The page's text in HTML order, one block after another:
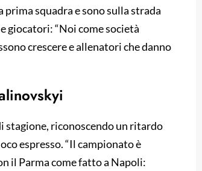
squadra e sono sulla strada
giocatori: “Noi come società
crescere e allenatori che danno
stagione, riconoscendo un ritardo
espresso. “Il campionato è
il Parma come fatto a Napoli: